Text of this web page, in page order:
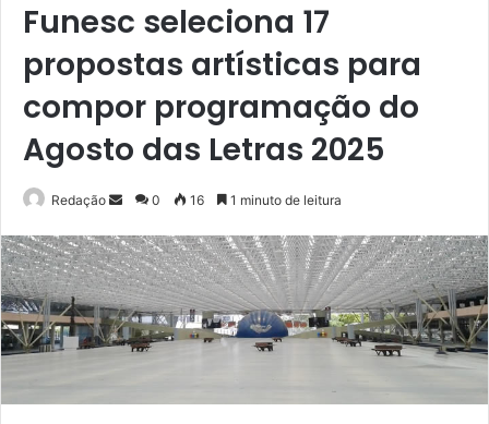
Funesc seleciona 17
propostas artísticas para
compor programação do
Agosto das Letras 2025
Redação
Mande
e-
mail
0 16 1 minuto de leitura